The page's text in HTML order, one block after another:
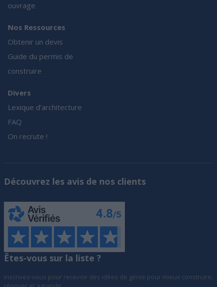
ouvrage
Nos Ressources
Obtenir un devis
Guide du permis de
construire
Divers
Lexique d’architecture
FAQ
On recrute !
Découvrez les avis de nos clients
Êtes-vous sur la liste ?
Inscrivez-vous pour recevoir des idées de génie pour mieux construire,